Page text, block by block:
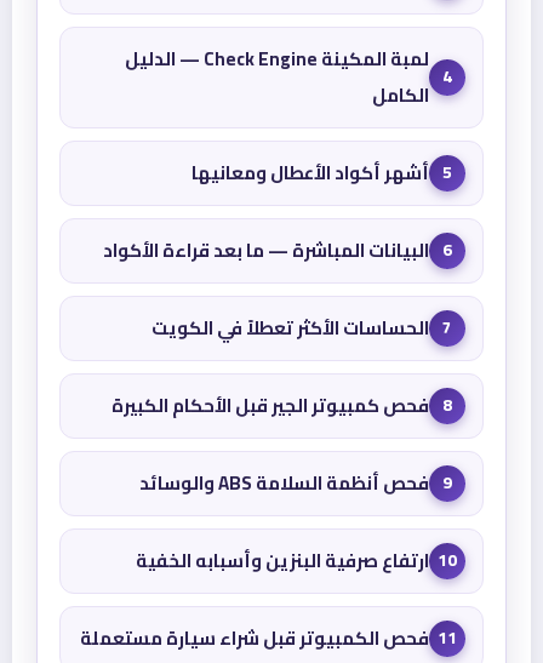
4
لمبة المكينة Check Engine — الدليل
الكامل
5 أشهر أكواد الأعطال ومعانيها
6 البيانات المباشرة — ما بعد قراءة الأكواد
7 الحساسات الأكثر تعطلاً في الكويت
8 فحص كمبيوتر الجير قبل الأحكام الكبيرة
9 فحص أنظمة السلامة ABS والوسائد
10 ارتفاع صرفية البنزين وأسبابه الخفية
11 فحص الكمبيوتر قبل شراء سيارة مستعملة